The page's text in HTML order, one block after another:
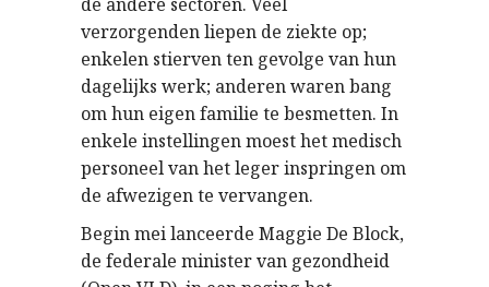
verzorgenden liepen de ziekte op;
enkelen stierven ten gevolge van hun
dagelijks werk; anderen waren bang
om hun eigen familie te besmetten. In
enkele instellingen moest het medisch
personeel van het leger inspringen om
de afwezigen te vervangen.
Begin mei lanceerde Maggie De Block,
de federale minister van gezondheid